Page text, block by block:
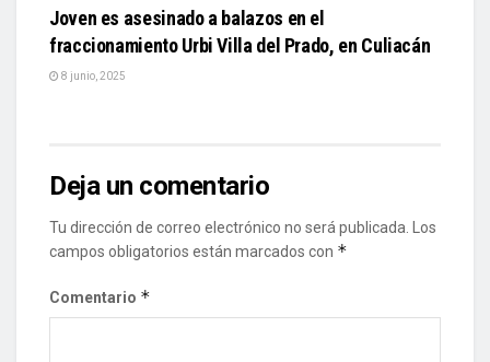
Joven es asesinado a balazos en el
fraccionamiento Urbi Villa del Prado, en Culiacán
8 junio, 2025
Deja un comentario
Tu dirección de correo electrónico no será publicada.
Los
campos obligatorios están marcados con *
Comentario *